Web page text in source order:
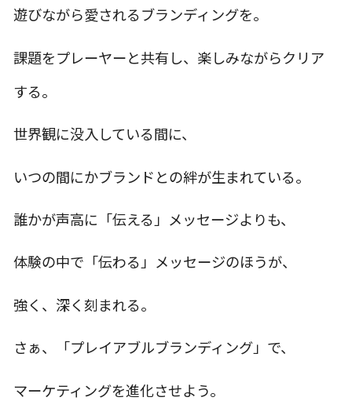
遊びながら愛されるブランディングを。
課題をプレーヤーと共有し、楽しみながらクリア
する。
世界観に没入している間に、
いつの間にかブランドとの絆が生まれている。
誰かが声高に「伝える」メッセージよりも、
体験の中で「伝わる」メッセージのほうが、
強く、深く刻まれる。
さぁ、「プレイアブルブランディング」で、
マーケティングを進化させよう。